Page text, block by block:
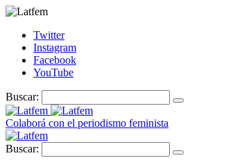
Twitter
Instagram
Facebook
YouTube
Buscar:
Colaborá con el periodismo feminista
Buscar: